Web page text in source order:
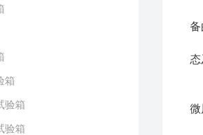
箱
验箱
验箱
备
微